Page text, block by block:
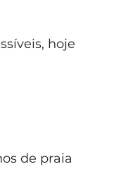
hoje
de praia